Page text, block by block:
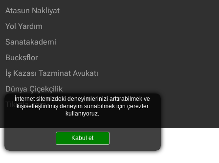
Atasun Nakliyat
Yol Yardım
Sanatakademi
Bucksflor
İş Kazası Tazminat Avukatı
Dünya Çiçekçilik
Tikirtla.com
İnternet sitemizdeki deneyimlerinizi arttırabilmek ve
kişiselleştirilmiş deneyim sunabilmek için çerezler
kullanıyoruz.
Kabul et